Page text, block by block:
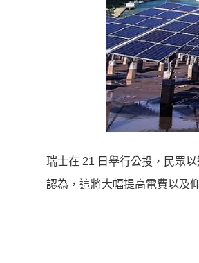
瑞士在 21 日舉行公投，民眾
認為，這將大幅提高電費以及